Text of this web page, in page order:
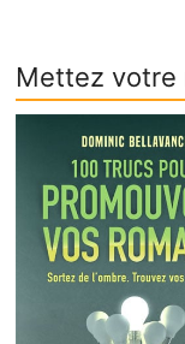
Mettez votre